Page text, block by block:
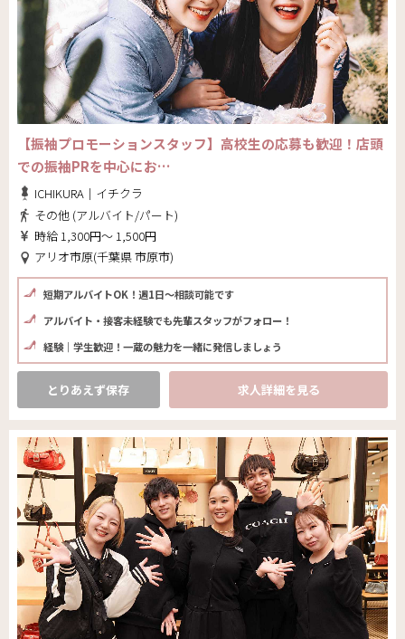
【振袖プロモーションスタッフ】高校生の応募も歓迎！店頭
での振袖PRを中心にお…
ICHIKURA｜イチクラ
その他 (アルバイト/パート)
時給 1,300円～ 1,500円
アリオ市原(千葉県 市原市)
短期アルバイトOK！週1日～相談可能です
アルバイト・接客未経験でも先輩スタッフがフォロー！
経験｜学生歓迎！一蔵の魅力を一緒に発信しましょう
とりあえず保存 求人詳細を見る